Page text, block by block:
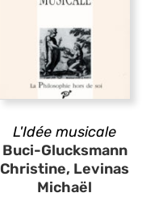
L'Idée musicale
Buci-Glucksmann
Christine, Levinas
Michaël